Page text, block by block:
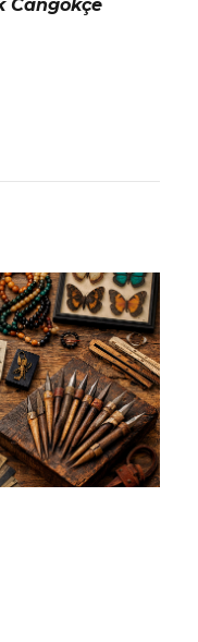
Cangökçe